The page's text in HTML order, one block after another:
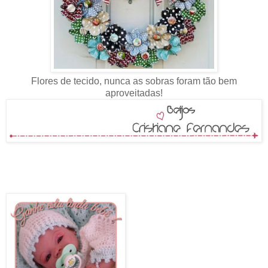
Flores de tecido, nunca as sobras foram tão bem
aproveitadas!